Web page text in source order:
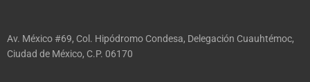
Av. México #69, Col. Hipódromo Condesa, Delegación Cuauhtémoc,
Ciudad de México, C.P. 06170